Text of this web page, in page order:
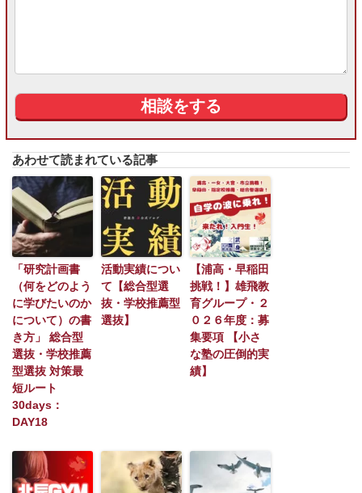
あわせて読まれている記事
「研究計画書
（何をどのよう
に学びたいのか
について）の書
き方」 総合型
選抜・学校推薦
型選抜 対策最
短ルート
30days：
DAY18
活動実績につい
て【総合型選
抜・学校推薦型
選抜】
【浦高・早稲田
挑戦！】雄飛教
育グループ・２
０２６年度：募
集要項 【小さ
な塾の圧倒的実
績】